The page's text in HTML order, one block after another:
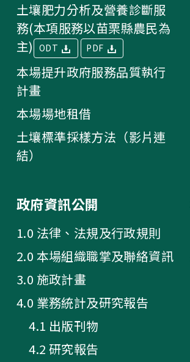
土壤肥力分析及營養診斷服
務(本項服務以苗栗縣農民為
主) ODT PDF
本場提升政府服務品質執行
計畫
本場場地租借
土壤標準採樣方法（影片連
結）
政府資訊公開
1.0 法律、法規及行政規則
2.0 本場組織職掌及聯絡資訊
3.0 施政計畫
4.0 業務統計及研究報告
4.1 出版刊物
4.2 研究報告